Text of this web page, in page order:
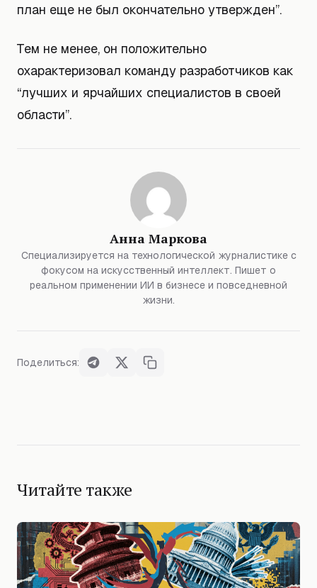
план еще не был окончательно утвержден”.
Тем не менее, он положительно
охарактеризовал команду разработчиков как
“лучших и ярчайших специалистов в своей
области”.
Анна Маркова
Специализируется на технологической журналистике с
фокусом на искусственный интеллект. Пишет о
реальном применении ИИ в бизнесе и повседневной
жизни.
Поделиться:
Читайте также